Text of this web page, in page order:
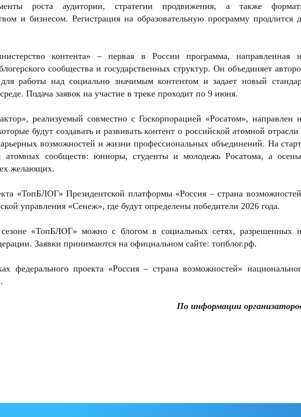
роста аудитории, стратегии продвижения, а также
и бизнесом. Регистрация на образовательную программу продлится
контента» – первая в России программа, направленная
сообщества и государственных структур. Он объединяет
работы над социально значимым контентом и задает новый
Подача заявок на участие в треке проходит по 9 июня.
реализуемый совместно с Госкорпорацией «Росатом», направлен
будут создавать и развивать контент о российской атомной отрасли
возможностей и жизни профессиональных объединений. На
атомных сообществ: юниоры, студенты и молодежь Росатома, а
желающих.
«ТопБЛОГ» Президентской платформы «Россия – страна
управления «Сенеж», где будут определены победители 2026 года.
«ТопБЛОГ» можно с блогом в социальных сетях, разрешенных
Заявки принимаются на официальном сайте: топблог.рф.
федерального проекта «Россия – страна возможностей»
По информации